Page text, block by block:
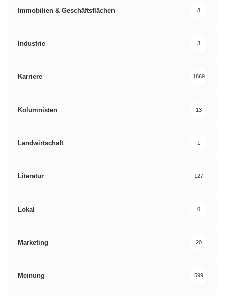
Immobilien & Geschäftsflächen 8
Industrie 3
Karriere 1869
Kolumnisten 13
Landwirtschaft 1
Literatur 127
Lokal 0
Marketing 20
Meinung 599